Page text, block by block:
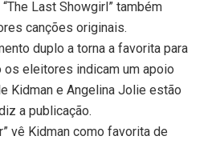
Last Showgirl” também
canções originais.
duplo a torna a favorita para
os eleitores indicam um apoio
Kidman e Angelina Jolie estão
a publicação.
vê Kidman como favorita de